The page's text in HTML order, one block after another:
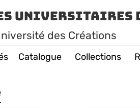
Universitaires
des Créations
Catalogue Collections